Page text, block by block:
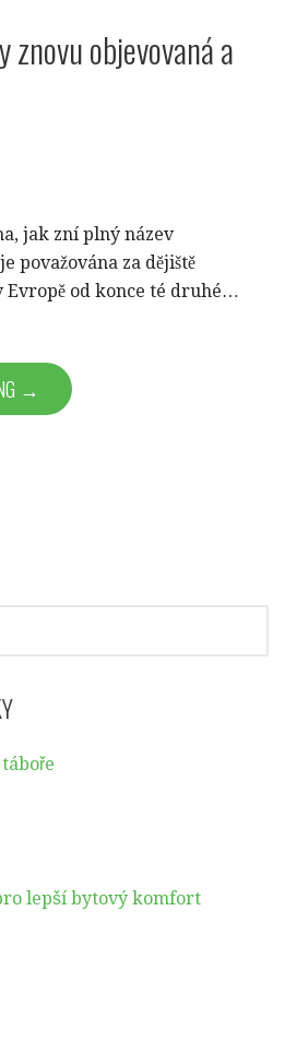
objevovaná a
jak zní plný název
považována za dějiště
Evropě od konce té druhé…
→
lepší bytový komfort